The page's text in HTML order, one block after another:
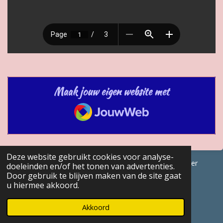
Deze website gebruikt cookies voor analyse-
doeleinden en/of het tonen van advertenties.
Door gebruik te blijven maken van de site gaat
u hiermee akkoord.
Akkoord
Maak jouw eigen website met
JouwWeb
© 2017 - 2026 GENEALOGISCHE Bijdragen Marc Van Acker
Powered byJouwWeb